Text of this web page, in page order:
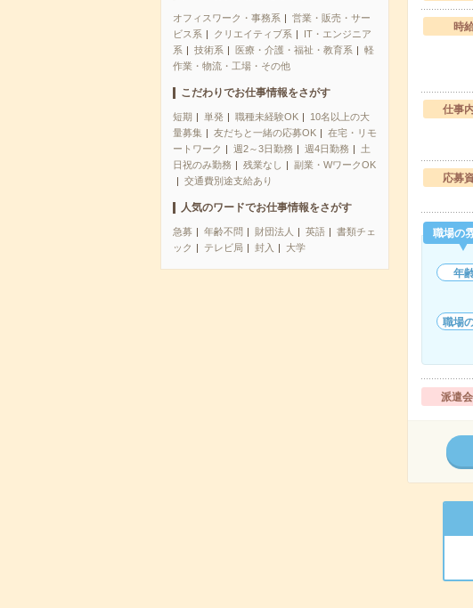
オフィスワーク・事務系
営業・販売・サー
ビス系
クリエイティブ系
IT・エンジニア
系
技術系 医療・介護・福祉・教育系
軽
作業・物流・工場・その他
こだわりでお仕事情報をさがす
短期 単発 職種未経験OK
10名以上の大
量募集
友だちと一緒の応募OK
在宅・リモ
ートワーク
週2～3日勤務 週4日勤務
土
日祝のみ勤務
残業なし
副業・WワークOK
交通費別途支給あり
人気のワードでお仕事情報をさがす
急募 年齢不問 財団法人 英語
書類チェ
ック
テレビ局 封入 大学
時
仕事
応募
職場の
年
職場
派遣